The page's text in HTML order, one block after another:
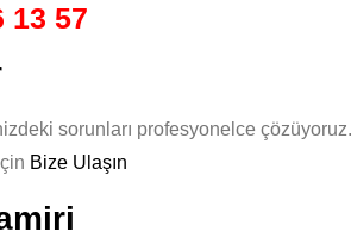
13 57
sorunları profesyonelce
Bize Ulaşın